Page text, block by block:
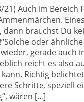
Auch im Bereich
dann brauchst Du
oder
gerade auch
reicht es also
Richtig
Schritte, speziell
wären […]